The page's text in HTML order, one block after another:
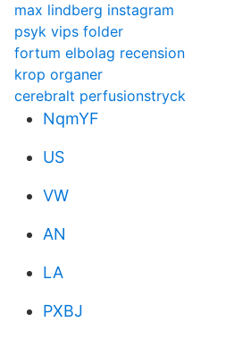
max lindberg instagram
psyk vips folder
fortum elbolag recension
krop organer
cerebralt perfusionstryck
NqmYF
US
VW
AN
LA
PXBJ